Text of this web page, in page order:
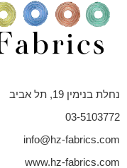
נחלת בנימין 19, תל אביב
03-5103772
info@hz-fabrics.com
www.hz-fabrics.com